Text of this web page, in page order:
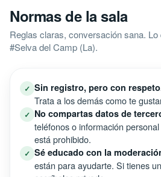
Normas de la sala
Reglas claras, conversación sana.
#Selva del Camp (La).
✓ Sin registro, pero con
Trata a los demás como te
✓ No compartas datos de
teléfonos o información
está prohibido.
✓ Sé educado con la
están para ayudarte. Si tienes